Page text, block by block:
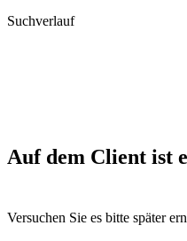
Suchverlauf
Auf dem Client ist
Versuchen Sie es bitte später